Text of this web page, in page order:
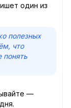
один из
полезных
что
понять
—